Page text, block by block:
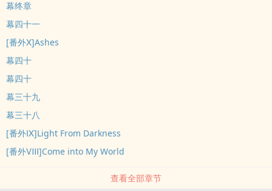
幕终章
幕四十一
[番外Ⅹ]Ashes
幕四十
幕四十
幕三十九
幕三十八
[番外Ⅸ]Light From Darkness
[番外Ⅷ]Come into My World
查看全部章节